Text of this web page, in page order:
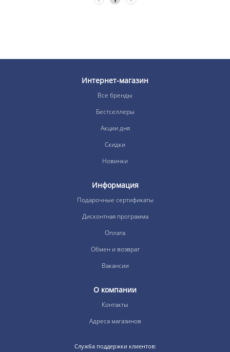
Интернет-магазин
Все бренды
Бестселлеры
Акции дня
Скидки
Новинки
Информация
Подарочные сертификаты
Дисконтная программа
Оплата
Обмен и возврат
Вакансии
О компании
Контакты
Адреса магазинов
Служба поддержки клиентов: